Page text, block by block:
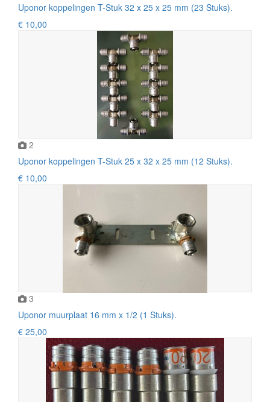
Uponor koppelingen T-Stuk 32 x 25 x 25 mm (23 Stuks).
€ 10,00
2
Uponor koppelingen T-Stuk 25 x 32 x 25 mm (12 Stuks).
€ 10,00
3
Uponor muurplaat 16 mm x 1/2 (1 Stuks).
€ 25,00